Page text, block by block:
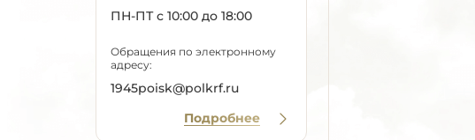
ПН-ПТ с 10:00 до 18:00
Обращения по электронному
адресу:
1945poisk@polkrf.ru
Подробнее